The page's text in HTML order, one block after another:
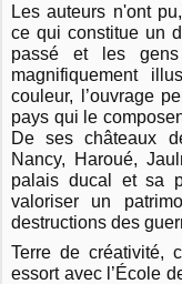
Les auteurs n'ont
ce qui constitue un
passé et les
magnifiquement
couleur, l’ouvrage
pays qui le
De ses châteaux
Nancy, Haroué,
palais ducal et sa
valoriser un
destructions des
Terre de créativité,
essort avec l’École